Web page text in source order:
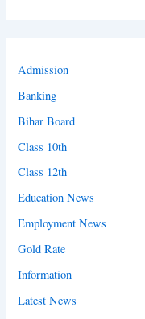
Admission
Banking
Bihar Board
Class 10th
Class 12th
Education News
Employment News
Gold Rate
Information
Latest News